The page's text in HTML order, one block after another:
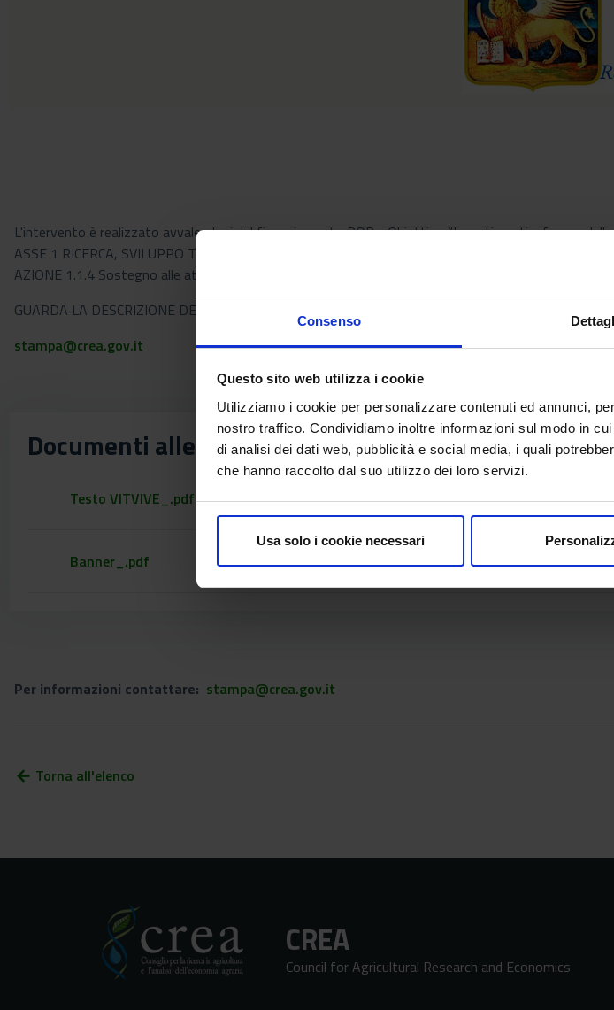
Consenso
Questo sito web utilizza i cookie
Utilizziamo i cookie per personalizzare contenuti ed annunci,
nostro traffico. Condividiamo inoltre informazioni sul modo in
di analisi dei dati web, pubblicità e social media, i quali
che hanno raccolto dal suo utilizzo dei loro servizi.
Usa solo i cookie necessari
L'intervento è realizzato avvalendosi del finanziamento POR - Obiettivo “Investimenti a favore
ASSE 1 RICERCA, SVILUPPO TECNOLOGICO E INNOVAZIONE
AZIONE 1.1.4 Sostegno alle attività collaborative di R&S per lo sviluppo di nuove tecnologie
GUARDA LA DESCRIZIONE DEL PROGETTO IN ALLEGATO
stampa@crea.gov.it
Documenti allegati
Testo VITVIVE_.pdf
Banner_.pdf
Per informazioni contattare: stampa@crea.gov.it
arrow_back Torna all'elenco
CREA
Council for Agricultural Research and Economics